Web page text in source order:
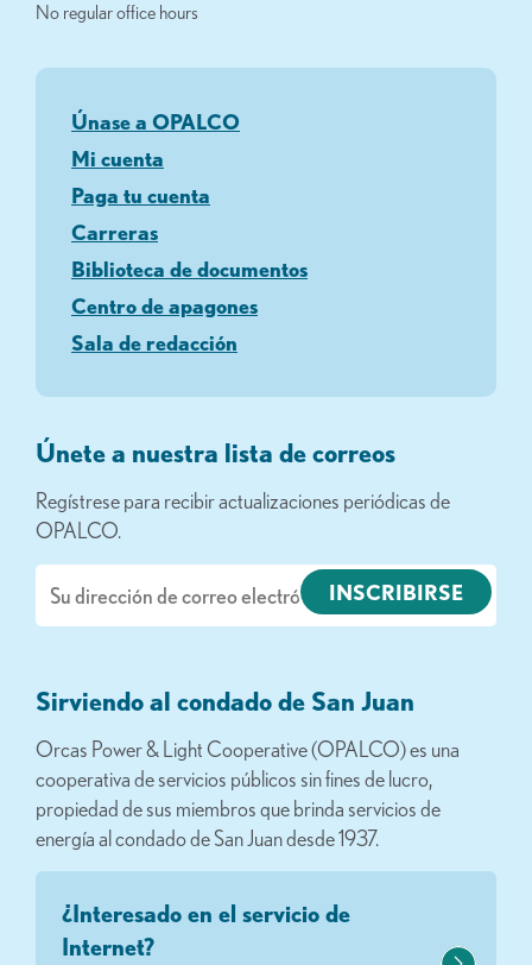
No regular office hours
Únase a OPALCO
Mi cuenta
Paga tu cuenta
Carreras
Biblioteca de documentos
Centro de apagones
Sala de redacción
Únete a nuestra lista de correos
Regístrese para recibir actualizaciones periódicas de
OPALCO.
electrónico
Sirviendo al condado de San Juan
Orcas Power & Light Cooperative (OPALCO) es una
cooperativa de servicios públicos sin fines de lucro,
propiedad de sus miembros que brinda servicios de
energía al condado de San Juan desde 1937.
¿Interesado en el servicio de
Internet?